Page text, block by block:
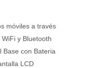
móviles a través
y Bluetooth
Base con Bateria
LCD